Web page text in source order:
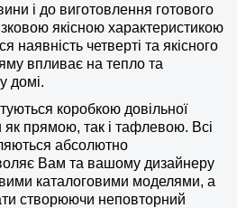
і до виготовлення готового
якісною характеристикою
наявність четверті та якісного
впливає на тепло та
домі.
коробкою довільної
прямою, так і тафлевою. Всі
абсолютно
Вам та вашому дизайнеру
каталоговими моделями, а
створюючи неповторний